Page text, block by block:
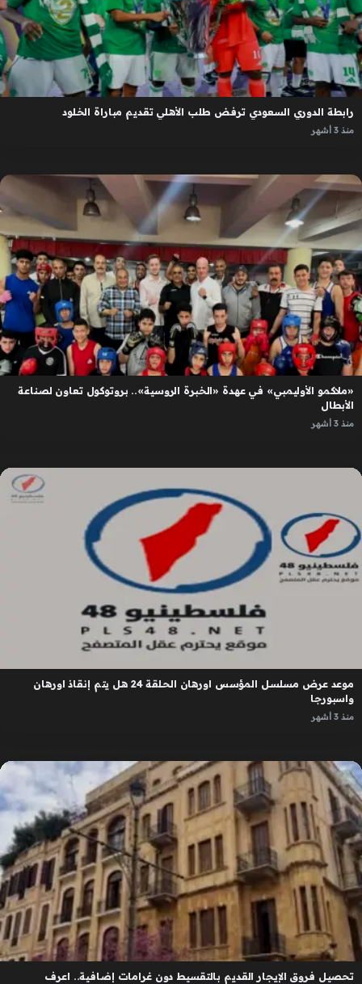
رابطة الدوري السعودي ترفض طلب الأهلي تقديم مباراة الخلود
منذ 3 أشهر
«ملاكمو الأوليمبي» في عهدة «الخبرة الروسية».. بروتوكول تعاون لصناعة
الأبطال
منذ 3 أشهر
موعد عرض مسلسل المؤسس اورهان الحلقة 24 هل يتم إنقاذ اورهان
واسبورجا
منذ 3 أشهر
تحصيل فروق الإيجار القديم بالتقسيط دون غرامات إضافية.. اعرف